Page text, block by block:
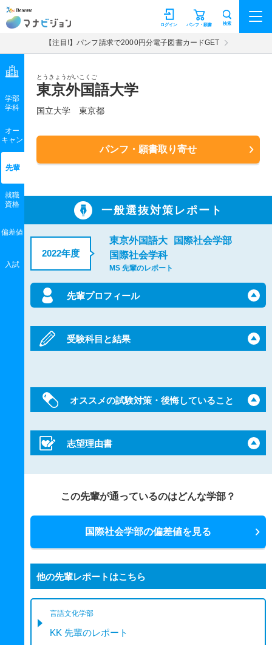
マナビジョン パンフ・願書
ログイン 検索
【注目!】パンフ請求で2000円分電子図書カードGET
とうきょうがいこくご
東京外国語大学
国立大学 東京都
パンフ・願書取り寄せ
学部
学科
オー
キャン
先輩
就職
資格
偏差値
入試
一般選抜対策レポート
2022年度
東京外国語大
国際社会学部
国際社会学科
MS 先輩のレポート
先輩プロフィール
受験科目と結果
オススメの試験対策・後悔していること
志望理由書
この先輩が通っているのはどんな学部？
国際社会学部の偏差値を見る
他の先輩レポートはこちら
言語文化学部
KK 先輩のレポート